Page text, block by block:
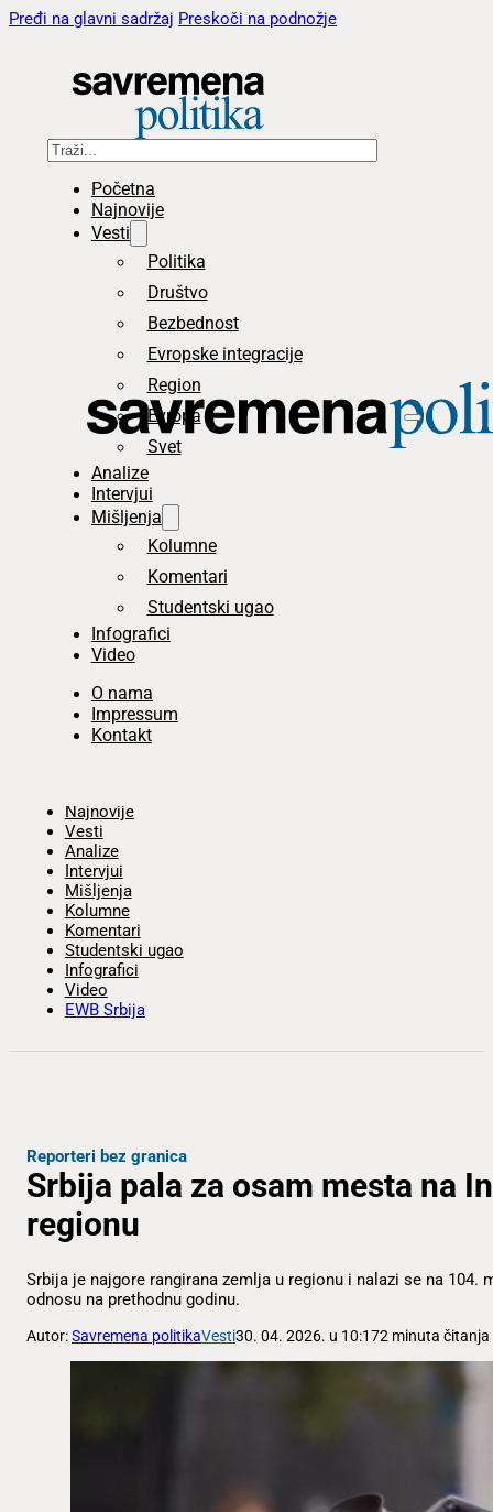
Pređi na glavni sadržaj Preskoči na podnožje
Pretraga
Početna
Najnovije
Vesti
Politika
Društvo
Bezbednost
Evropske integracije
Region
Evropa
Svet
Analize
Intervjui
Mišljenja
Kolumne
Komentari
Studentski ugao
Infografici
Video
O nama
Impressum
Kontakt
Najnovije
Vesti
Analize
Intervjui
Mišljenja
Kolumne
Komentari
Studentski ugao
Infografici
Video
EWB Srbija
Reporteri bez granica
Srbija pala za osam mesta na
regionu
Srbija je najgore rangirana zemlja u regionu i nalazi se na 104.
odnosu na prethodnu godinu.
Autor:Savremena politikaVesti30. 04. 2026. u 10:172 minuta čitanja